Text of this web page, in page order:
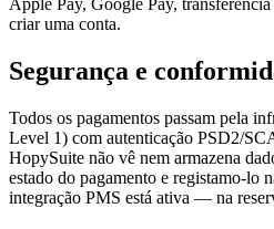
Apple Pay, Google Pay,
criar uma conta.
Segurança e
Todos os pagamentos passam pela
Level 1) com autenticação PSD2/
HopySuite não vê nem armazena
estado do pagamento e registamo-lo
integração PMS está ativa — na